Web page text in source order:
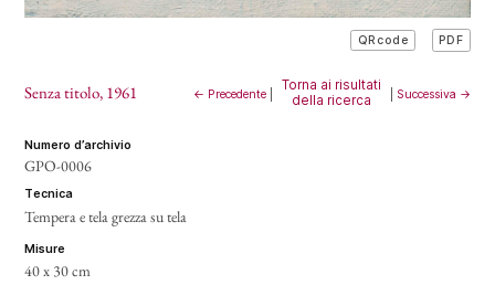
QRcode PDF
Senza titolo, 1961 ← Precedente|
Torna ai risultati
della ricerca
Successiva →
numero d’archivio
GPO-0006
tecnica
Tempera e tela grezza su tela
misure
40 x 30 cm